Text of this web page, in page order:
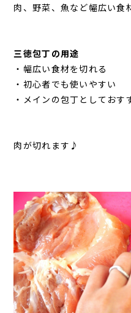
肉、野菜、魚など幅広い食
三徳包丁の用途
・幅広い食材を切れる
・初心者でも使いやすい
・メインの包丁としておす
肉が切れます♪